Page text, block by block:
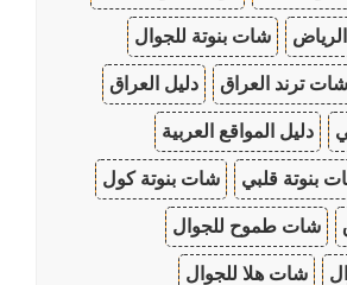
شات بنوتة للجوال
شات ترند العراق دليل العراق
دليل المواقع العربية
بنوتة قلبي شات بنوتة كول
شات طموح للجوال
شات هلا للجوال